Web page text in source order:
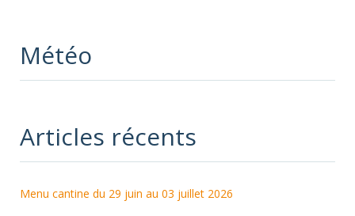
Météo
Articles récents
Menu cantine du 29 juin au 03 juillet 2026